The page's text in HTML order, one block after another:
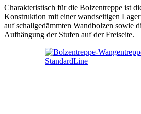
Charakteristisch für die Bolzentreppe ist
Konstruktion mit einer wandseitigen
auf schallgedämmten Wandbolzen sowie
Aufhängung der Stufen auf der Freiseite.